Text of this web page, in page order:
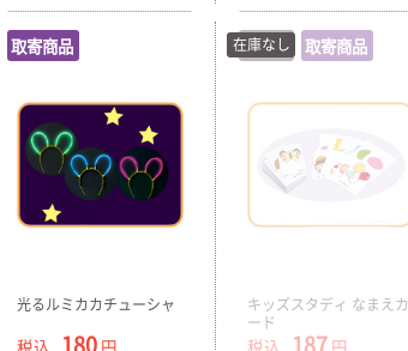
取寄商品
光るルミカカチューシャ
180
在庫切 取寄商品
キッズスタディ なまえカ
ード
187
在庫なし